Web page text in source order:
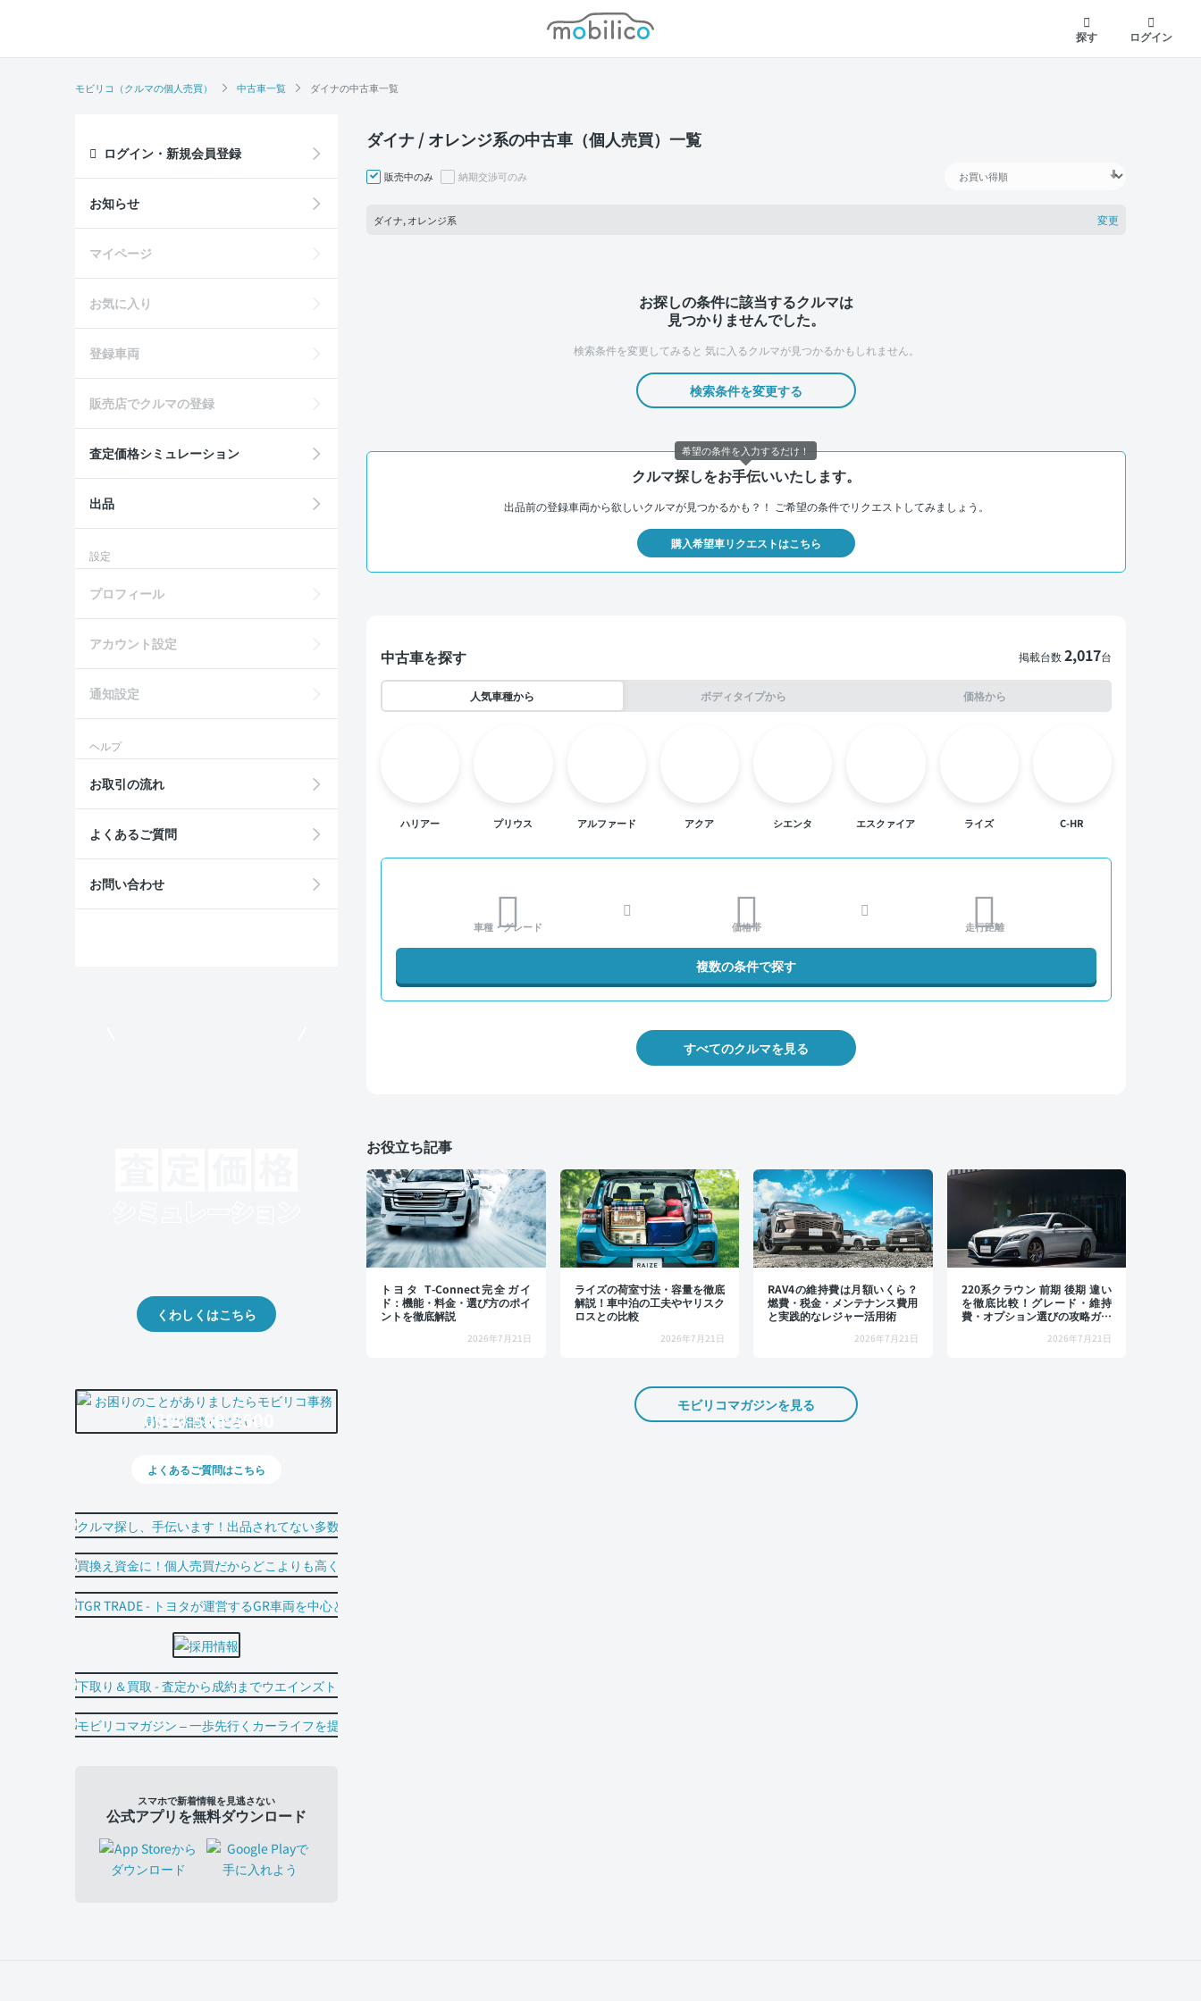
モビリコ
探す
ログイン
モビリコ（クルマの個人売買） 中古車一覧 ダイナの中古車一覧
ダイナ / オレンジ系の中古車（個人売買）一覧
販売中のみ 納期交渉可のみ
ダイナ, オレンジ系 変更
お探しの条件に該当するクルマは
見つかりませんでした。
検索条件を変更してみると 気に入るクルマが見つかるかもしれません。
検索条件を変更する
クルマ探しをお手伝いいたします。
出品前の登録車両から欲しいクルマが見つかるかも？！ ご希望の条件でリクエストしてみましょう。
購入希望車リクエストはこちら
中古車を探す 掲載台数2,017台
人気車種から ボディタイプから 価格から
ハリアー プリウス アルファード アクア シエンタ エスクァイア ライズ C-HR
車種・グレード 価格帯 走行距離
複数の条件で探す
すべてのクルマを見る
お役立ち記事
トヨタ T-Connect完全ガイ
ド：機能・料金・選び方のポイ
ントを徹底解説
2026年7月21日
ライズの荷室寸法・容量を徹底
解説！車中泊の工夫やヤリスク
ロスとの比較
2026年7月21日
RAV4の維持費は月額いくら？
燃費・税金・メンテナンス費用
と実践的なレジャー活用術
2026年7月21日
220系クラウン 前期 後期 違い
を徹底比較！グレード・維持
費・オプション選びの攻略ガイ
2026年7月21日
モビリコマガジンを見る
ログイン・新規会員登録
お知らせ
マイページ
お気に入り
登録車両
販売店でクルマの登録
査定価格シミュレーション
出品
設定
プロフィール
アカウント設定
通知設定
ヘルプ
お取引の流れ
よくあるご質問
お問い合わせ
くわしくはこちら
0800-500-5500
よくあるご質問はこちら
スマホで新着情報を見逃さない
公式アプリを無料ダウンロード
希望の条件を入力するだけ！